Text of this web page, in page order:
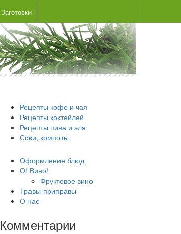
Заготовки
Рецепты кофе и чая
Рецепты коктейлей
Рецепты пива и эля
Соки, компоты
Оформление блюд
О! Вино!
Фруктовое вино
Травы-приправы
О нас
Комментарии